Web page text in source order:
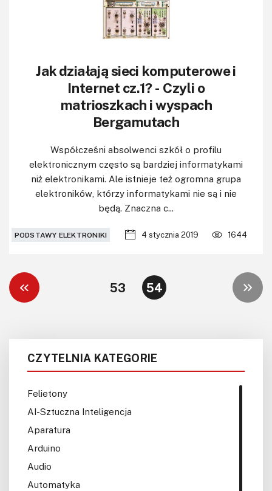
Jak działają sieci komputerowe i
Internet cz.1? - Czyli o
matrioszkach i wyspach
Bergamutach
Współcześni absolwenci szkół o profilu
elektronicznym często są bardziej informatykami
niż elektronikami. Ale istnieje też ogromna grupa
elektroników, którzy informatykami nie są i nie
będą. Znaczna c...
PODSTAWY ELEKTRONIKI 4 stycznia 2019 1644
53 54
CZYTELNIA KATEGORIE
Felietony
AI-Sztuczna Inteligencja
Aparatura
Arduino
Audio
Automatyka